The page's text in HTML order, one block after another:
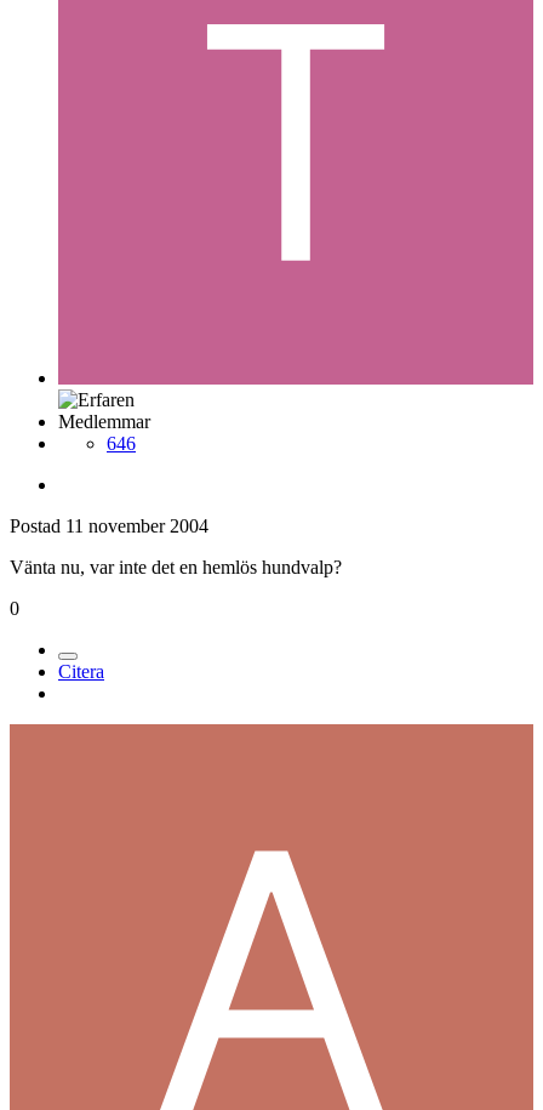
Medlemmar
646
Postad 11 november 2004
Vänta nu, var inte det en hemlös hundvalp?
0
Citera